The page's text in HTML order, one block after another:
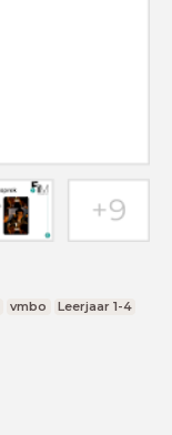
vmbo Leerjaar 1-4